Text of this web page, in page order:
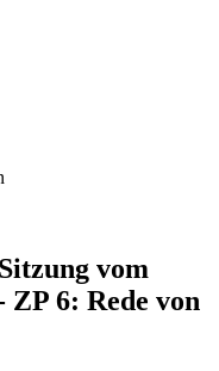
vom
ZP 6: Rede von